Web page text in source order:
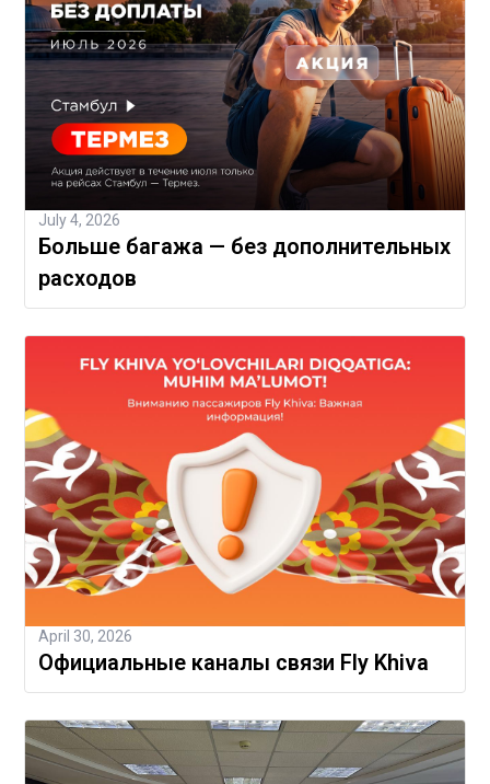
July 4, 2026
Больше багажа — без дополнительных
расходов
April 30, 2026
Официальные каналы связи Fly Khiva